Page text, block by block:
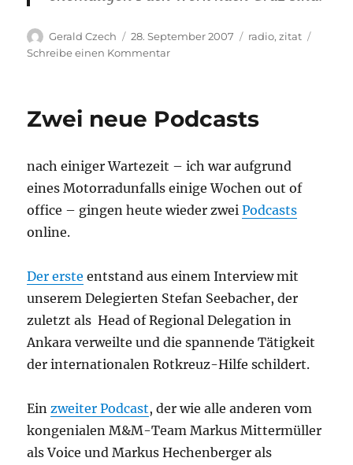
Autor
Gerald Czech
Veröffentlicht
am
28. September 2007 Kategorien
radio,zitat
Schreibe einen Kommentarzu
Zwei neue Podcasts
nach einiger Wartezeit – ich war aufgrund
eines Motorradunfalls einige Wochen out of
office – gingen heute wieder zweiPodcasts
online.
Der erste entstand aus einem Interview mit
unserem Delegierten Stefan Seebacher, der
zuletzt als Head of Regional Delegation in
Ankara verweilte und die spannende Tätigkeit
der internationalen Rotkreuz-Hilfe schildert.
Ein zweiter Podcast, der wie alle anderen vom
kongenialen M&M-Team Markus Mittermüller
als Voice und Markus Hechenberger als